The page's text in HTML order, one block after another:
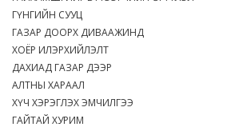
ГҮНГИЙН СУУЦ
ГАЗАР ДООРХ ДИВААЖИНД
ХОЁР ИЛЭРХИЙЛЭЛТ
ДАХИАД ГАЗАР ДЭЭР
АЛТНЫ ХАРААЛ
ХҮЧ ХЭРЭГЛЭХ ЭМЧИЛГЭЭ
ГАЙТАЙ ХУРИМ